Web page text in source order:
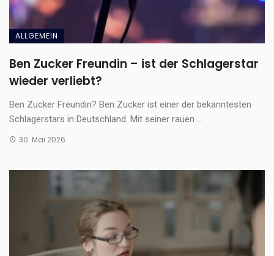
ALLGEMEIN
Ben Zucker Freundin – ist der Schlagerstar
wieder verliebt?
Ben Zucker Freundin? Ben Zucker ist einer der bekanntesten
Schlagerstars in Deutschland. Mit seiner rauen ...
30. Mai 2026